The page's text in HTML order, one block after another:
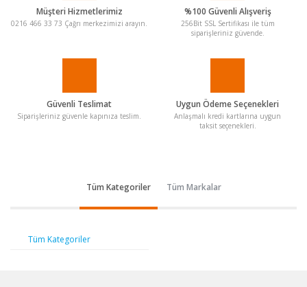
Müşteri Hizmetlerimiz
0216 466 33 73 Çağrı merkezimizi arayın.
%100 Güvenli Alışveriş
256Bit SSL Sertifikası ile tüm
siparişleriniz güvende.
Güvenli Teslimat
Siparişleriniz güvenle kapınıza teslim.
Uygun Ödeme Seçenekleri
Anlaşmalı kredi kartlarına uygun
taksit seçenekleri.
Tüm Kategoriler Tüm Markalar
Tüm Kategoriler